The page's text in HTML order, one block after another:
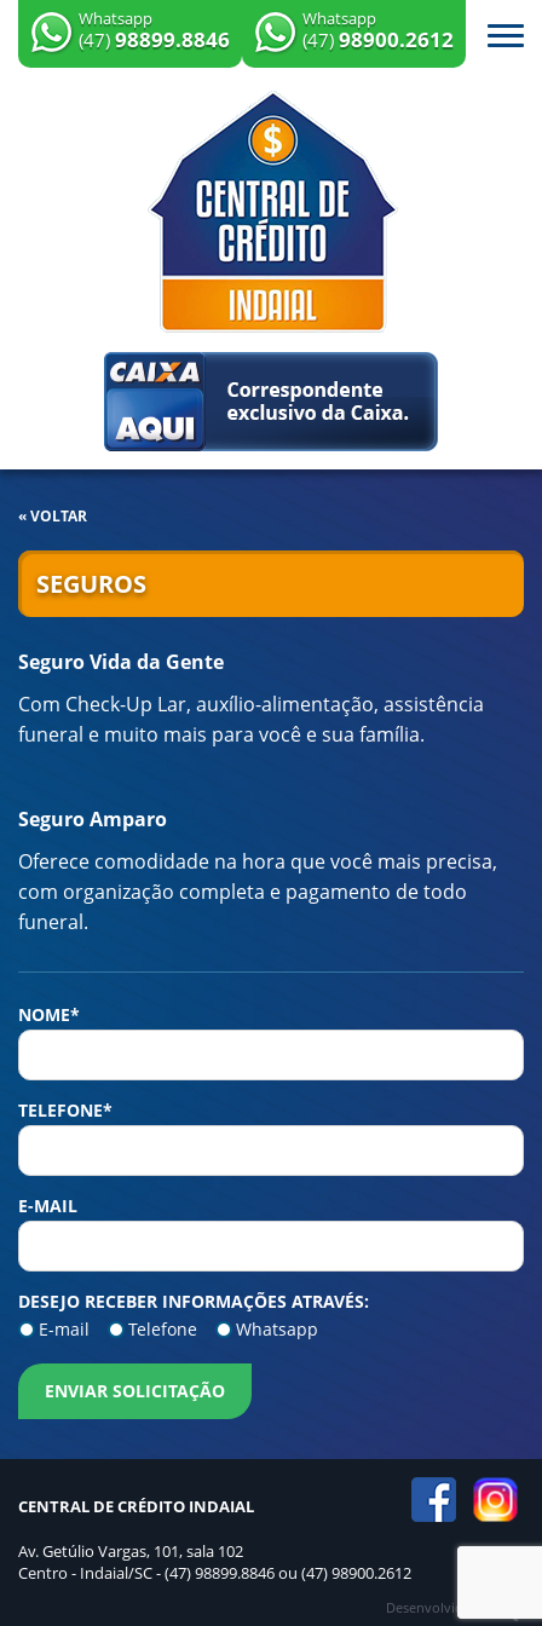
Whatsapp
(47) 98899.8846
Whatsapp
(47) 98900.2612
« VOLTAR
SEGUROS
Seguro Vida da Gente
Com Check-Up Lar, auxílio-alimentação, assistência
funeral e muito mais para você e sua família.
Seguro Amparo
Oferece comodidade na hora que você mais precisa,
com organização completa e pagamento de todo
funeral.
NOME*
TELEFONE*
E-MAIL
DESEJO RECEBER INFORMAÇÕES ATRAVÉS:
E-mail
Telefone Whatsapp
ENVIAR SOLICITAÇÃO
CENTRAL DE CRÉDITO INDAIAL
Av. Getúlio Vargas, 101, sala 102
Centro - Indaial/SC - (47) 98899.8846 ou (47) 98900.2612
Desenvolvido por